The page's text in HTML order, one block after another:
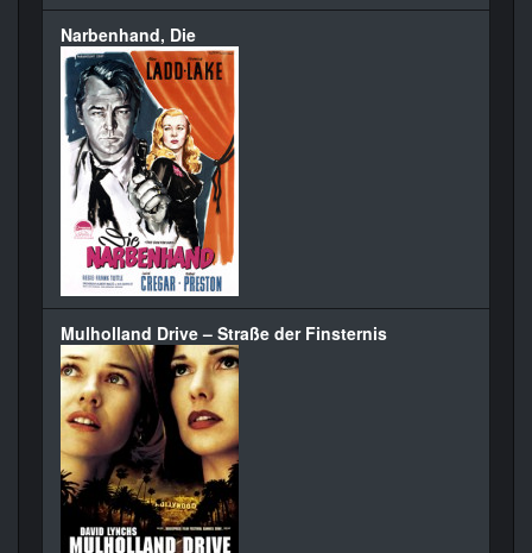
Narbenhand, Die
Mulholland Drive – Straße der Finsternis